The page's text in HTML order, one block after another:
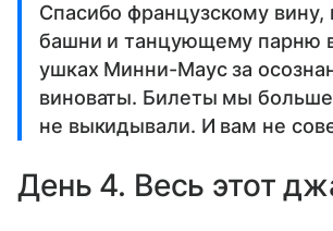
Спасибо французскому
башни и танцующему парню
ушках Минни-Маус за
виноваты. Билеты мы больше
не выкидывали. И вам не
День 4. Весь этот